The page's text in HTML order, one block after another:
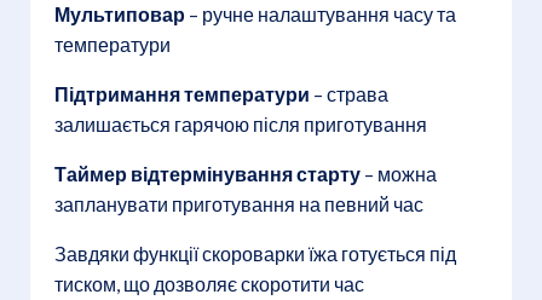
Мультиповар – ручне налаштування часу та
температури
Підтримання температури – страва
залишається гарячою після приготування
Таймер відтермінування старту – можна
запланувати приготування на певний час
Завдяки функції скороварки їжа готується під
тиском, що дозволяє скоротити час